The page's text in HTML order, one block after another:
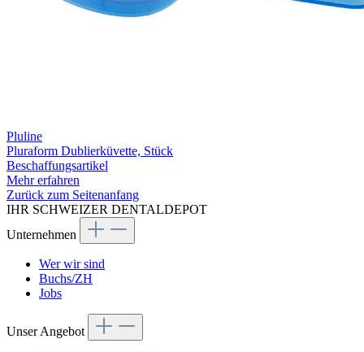
Pluline
Pluraform Dublierküvette, Stück
Beschaffungsartikel
Mehr erfahren
Zurück zum Seitenanfang
IHR SCHWEIZER DENTALDEPOT
Unternehmen
Wer wir sind
Buchs/ZH
Jobs
Unser Angebot